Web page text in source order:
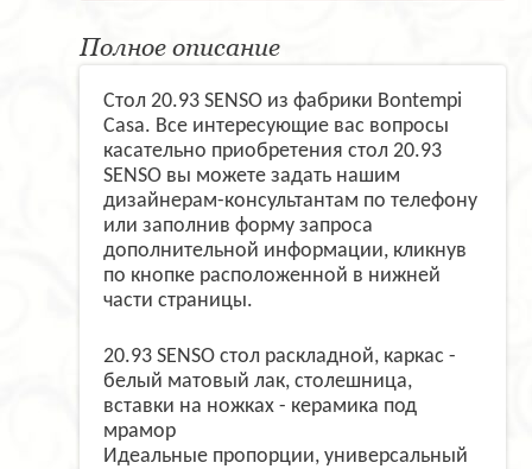
Полное описание
Стол 20.93 SENSO из фабрики Bontempi
Casa. Все интересующие вас вопросы
касательно приобретения стол 20.93
SENSO вы можете задать нашим
дизайнерам-консультантам по телефону
или заполнив форму запроса
дополнительной информации, кликнув
по кнопке расположенной в нижней
части страницы.
20.93 SENSO стол раскладной, каркас -
белый матовый лак, столешница,
вставки на ножках - керамика под
мрамор
Идеальные пропорции, универсальный